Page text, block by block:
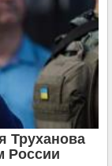
Труханова
России